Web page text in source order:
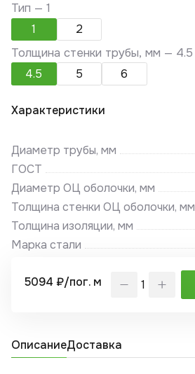
Тип —1
1
2
Толщина стенки трубы, мм — 4.5
4.5
5 6
Характеристики
Диаметр трубы, мм
ГОСТ
Диаметр ОЦ оболочки, мм
Толщина стенки ОЦ оболочки, мм
Толщина изоляции, мм
Марка стали
5094 ₽/пог. м
ОписаниеДоставка